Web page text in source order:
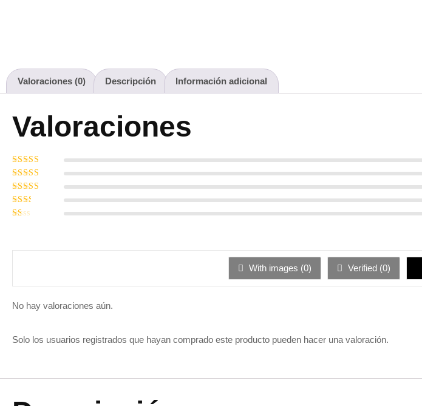
Valoraciones (0) Descripción Información adicional
Valoraciones
Valorado con
Valorado
Valorado
de 5
Valorado
de
With images (0) Verified (0)
No hay valoraciones aún.
Solo los usuarios registrados que hayan comprado este producto pueden hacer una valoración.